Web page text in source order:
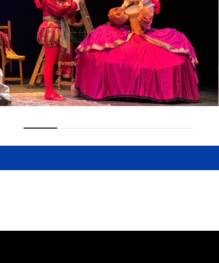
Gestor
Javier Pujol
Fotografía
Carlos Bandrés